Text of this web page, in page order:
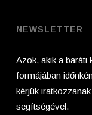
NEWSLETTER
Azok, akik a baráti
formájában
kérjük
segítségével.